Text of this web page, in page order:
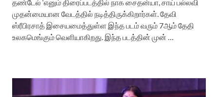
தண்டேல் ‘எனும் திரைப்படத்தில் நாக சைதன்யா, சாய் பல்லவி
முதன்மையான வேடத்தில் நடித்திருக்கிறார்கள். தேவி
ஸ்ரீபிரசாத் இசையமைத்துள்ள இந்த படம் வரும் 7ஆம் தேதி
உலகமெங்கும் வெளியாகிறது. இந்த படத்தின் முன் …